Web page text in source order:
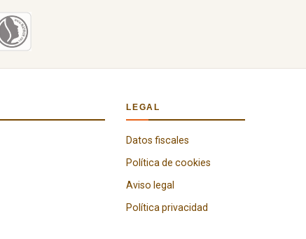
LEGAL
Datos fiscales
Política de cookies
Aviso legal
Política privacidad